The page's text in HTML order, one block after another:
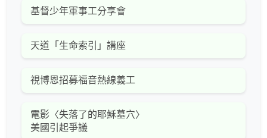
基督少年軍事工分享會
天道「生命索引」講座
視博恩招募福音熱線義工
電影〈失落了的耶穌墓穴〉
美國引起爭議